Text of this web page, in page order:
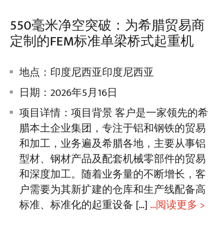
550毫米净空突破：为希腊贸易商
定制的FEM标准单梁桥式起重机
地点：印度尼西亚印度尼西亚
日期：2026年5月16日
项目详情：项目背景 客户是一家领先的希
腊本土企业集团，专注于铝和钢铁的贸易
和加工，业务遍及希腊各地，主要从事铝
型材、钢材产品及配套机械零部件的贸易
和深度加工。随着业务量的不断增长，客
户需要为其新扩建的仓库和生产线配备高
标准、标准化的起重设备 […] ...阅读更多 >